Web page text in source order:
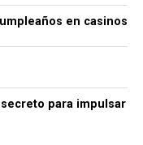
en casinos
para impulsar